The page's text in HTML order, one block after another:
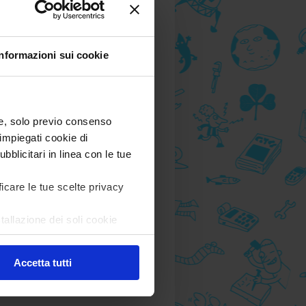
sui cookie
solo previo consenso
cookie di
in linea con le tue
le tue scelte privacy
dei soli cookie
in ogni momentoRevoca
Accetta tutti
A partire da 8 anni